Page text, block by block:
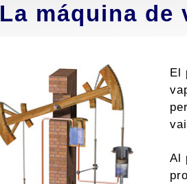
La máquina de
El
Al